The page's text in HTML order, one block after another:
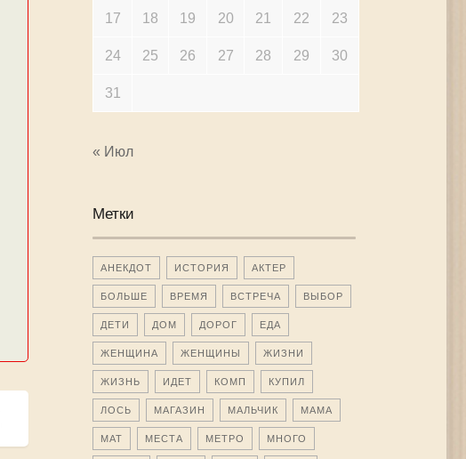
17 18 19 20 21 22 23
24 25 26 27 28 29 30
31
« Июл
Метки
АНЕКДОТ ИСТОРИЯ АКТЕР
БОЛЬШЕ ВРЕМЯ ВСТРЕЧА ВЫБОР
ДЕТИ ДОМ ДОРОГ ЕДА
ЖЕНЩИНА ЖЕНЩИНЫ ЖИЗНИ
ЖИЗНЬ ИДЕТ КОМП КУПИЛ
ЛОСЬ МАГАЗИН МАЛЬЧИК МАМА
МАТ МЕСТА МЕТРО МНОГО